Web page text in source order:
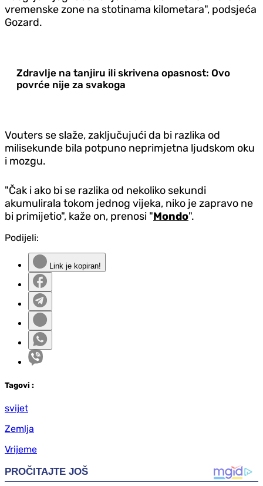
vremenske zone na stotinama kilometara", podsjeća
Gozard.
Zdravlje na tanjiru ili skrivena opasnost: Ovo
povrće nije za svakoga
Vouters se slaže, zaključujući da bi razlika od
milisekunde bila potpuno neprimjetna ljudskom oku
i mozgu.
"Čak i ako bi se razlika od nekoliko sekundi
akumulirala tokom jednog vijeka, niko je zapravo ne
bi primijetio", kaže on, prenosi "Mondo".
Podijeli:
Link je kopiran!
Tagovi :
svijet
Zemlja
Vrijeme